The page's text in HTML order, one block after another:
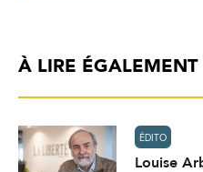
À LIRE ÉGALEMENT
ÉDITO
Louise